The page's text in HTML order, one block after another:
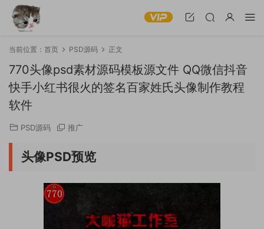
当前位置： 首页 PSD源码 正文
770头像psd素材源码模板源文件 QQ微信抖音
快手小红书很火的签名百家姓氏头像制作教程
软件
PSD源码 推广
头像PSD预览